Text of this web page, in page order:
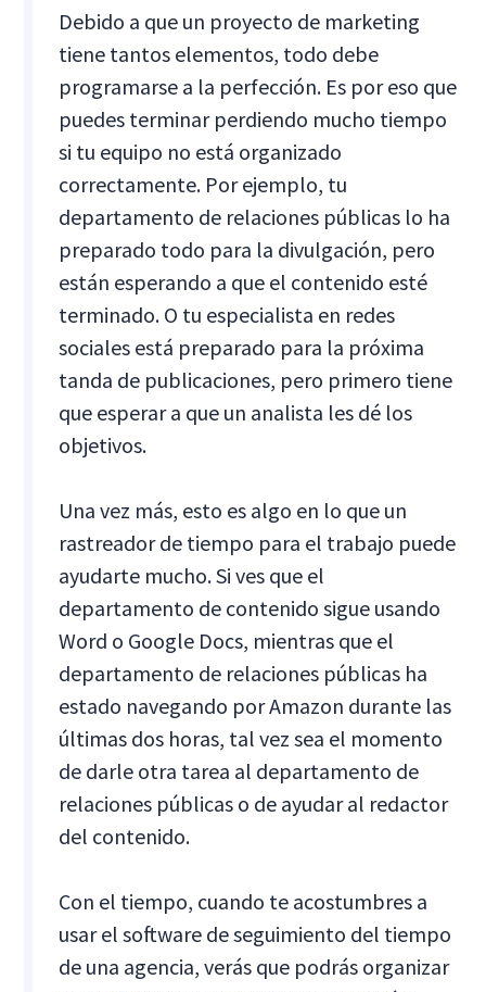
Debido a que un proyecto de marketing
tiene tantos elementos, todo debe
programarse a la perfección. Es por eso que
puedes terminar perdiendo mucho tiempo
si tu equipo no está organizado
correctamente. Por ejemplo, tu
departamento de relaciones públicas lo ha
preparado todo para la divulgación, pero
están esperando a que el contenido esté
terminado. O tu especialista en redes
sociales está preparado para la próxima
tanda de publicaciones, pero primero tiene
que esperar a que un analista les dé los
objetivos.
Una vez más, esto es algo en lo que un
rastreador de tiempo para el trabajo puede
ayudarte mucho. Si ves que el
departamento de contenido sigue usando
Word o Google Docs, mientras que el
departamento de relaciones públicas ha
estado navegando por Amazon durante las
últimas dos horas, tal vez sea el momento
de darle otra tarea al departamento de
relaciones públicas o de ayudar al redactor
del contenido.
Con el tiempo, cuando te acostumbres a
usar el software de seguimiento del tiempo
de una agencia, verás que podrás organizar